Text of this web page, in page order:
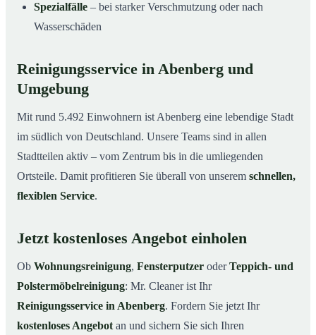
Spezialfälle – bei starker Verschmutzung oder nach
Wasserschäden
Reinigungsservice in Abenberg und
Umgebung
Mit rund 5.492 Einwohnern ist Abenberg eine lebendige Stadt
im südlich von Deutschland. Unsere Teams sind in allen
Stadtteilen aktiv – vom Zentrum bis in die umliegenden
Ortsteile. Damit profitieren Sie überall von unserem schnellen,
flexiblen Service.
Jetzt kostenloses Angebot einholen
Ob Wohnungsreinigung, Fensterputzer oderTeppich- und
Polstermöbelreinigung: Mr. Cleaner ist Ihr
Reinigungsservice in Abenberg. Fordern Sie jetzt Ihr
kostenloses Angebot an und sichern Sie sich Ihren